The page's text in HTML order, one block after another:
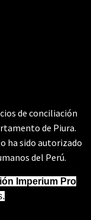
de conciliación
de Piura.
ha sido autorizado
del Perú.
Imperium Pro